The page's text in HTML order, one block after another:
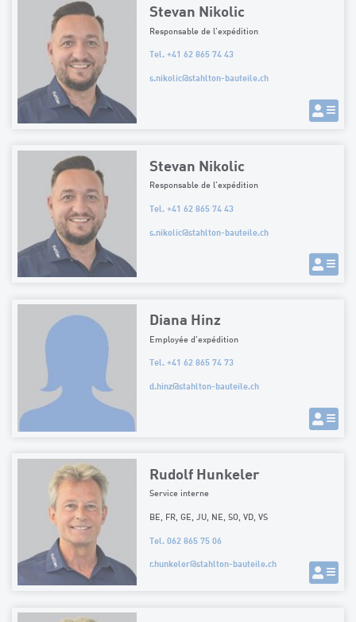
Stevan Nikolic
Responsable de l'expédition
Tel. +41 62 865 74 43
s.nikolic@stahlton-bauteile.ch
Stevan Nikolic
Responsable de l'expédition
Tel. +41 62 865 74 43
s.nikolic@stahlton-bauteile.ch
Diana Hinz
Employée d'expédition
Tel. +41 62 865 74 73
d.hinz@stahlton-bauteile.ch
Rudolf Hunkeler
Service interne
BE, FR, GE, JU, NE, SO, VD, VS
Tel. 062 865 75 06
r.hunkeler@stahlton-bauteile.ch